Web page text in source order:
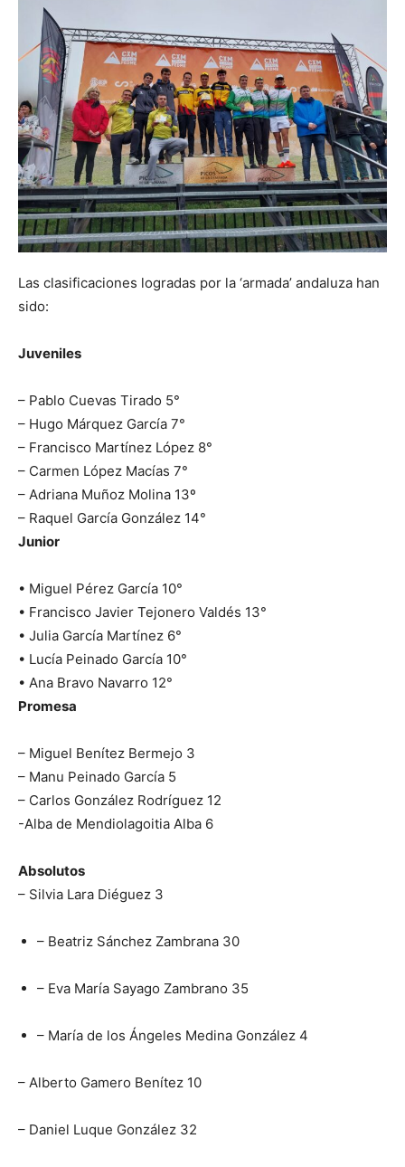
Las clasificaciones logradas por la ‘armada’ andaluza han
sido:
Juveniles
– Pablo Cuevas Tirado 5°
– Hugo Márquez García 7°
– ⁠Francisco Martínez López 8°
– ⁠Carmen López Macías 7°
– Adriana Muñoz Molina 13º
– Raquel García González 14°
Junior
• Miguel Pérez García 10°
• ⁠Francisco Javier Tejonero Valdés 13°
• ⁠Julia García Martínez 6°
• ⁠Lucía Peinado García 10°
• ⁠Ana Bravo Navarro 12°
Promesa
– Miguel Benítez Bermejo 3
– Manu Peinado García 5
– Carlos González Rodríguez 12
-Alba de Mendiolagoitia Alba 6
Absolutos
– Silvia Lara Diéguez 3
– Beatriz Sánchez Zambrana 30
– Eva María Sayago Zambrano 35
– María de los Ángeles Medina González 4
– Alberto Gamero Benítez 10
– Daniel Luque González 32